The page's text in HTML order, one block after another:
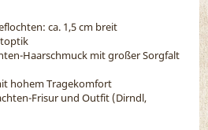
ca. 1,5 cm breit
Haarschmuck mit großer Sorgfalt
hohem Tragekomfort
Frisur und Outfit (Dirndl,